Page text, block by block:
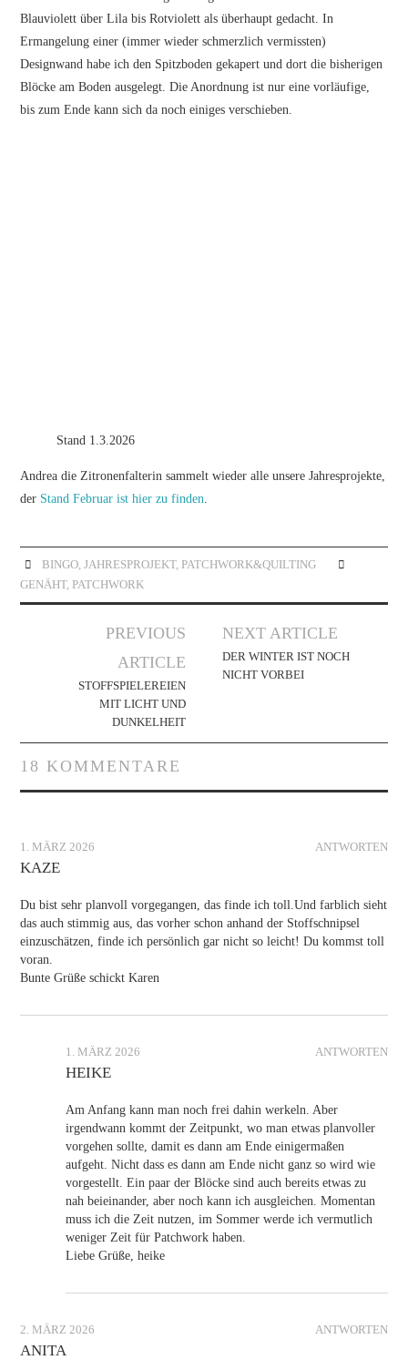
Blauviolett über Lila bis Rotviolett als überhaupt gedacht. In
Ermangelung einer (immer wieder schmerzlich vermissten)
Designwand habe ich den Spitzboden gekapert und dort die bisherigen
Blöcke am Boden ausgelegt. Die Anordnung ist nur eine vorläufige,
bis zum Ende kann sich da noch einiges verschieben.
Stand 1.3.2026
Andrea die Zitronenfalterin sammelt wieder alle unsere Jahresprojekte,
der Stand Februar ist hier zu finden
BINGO, JAHRESPROJEKT, PATCHWORK&QUILTING
GENÄHT, PATCHWORK
Navigation
PREVIOUS
ARTICLE
STOFFSPIELEREIEN
MIT LICHT UND
DUNKELHEIT
NEXT ARTICLE
DER WINTER IST NOCH
NICHT VORBEI
18 KOMMENTARE
ANTWORTEN
1. MÄRZ 2026
KAZE
Du bist sehr planvoll vorgegangen, das finde ich toll.Und farblich sieht
das auch stimmig aus, das vorher schon anhand der Stoffschnipsel
einzuschätzen, finde ich persönlich gar nicht so leicht! Du kommst toll
voran.
Bunte Grüße schickt Karen
ANTWORTEN
1. MÄRZ 2026
HEIKE
Am Anfang kann man noch frei dahin werkeln. Aber
irgendwann kommt der Zeitpunkt, wo man etwas planvoller
vorgehen sollte, damit es dann am Ende einigermaßen
aufgeht. Nicht dass es dann am Ende nicht ganz so wird wie
vorgestellt. Ein paar der Blöcke sind auch bereits etwas zu
nah beieinander, aber noch kann ich ausgleichen. Momentan
muss ich die Zeit nutzen, im Sommer werde ich vermutlich
weniger Zeit für Patchwork haben.
Liebe Grüße, heike
ANTWORTEN
2. MÄRZ 2026
ANITA